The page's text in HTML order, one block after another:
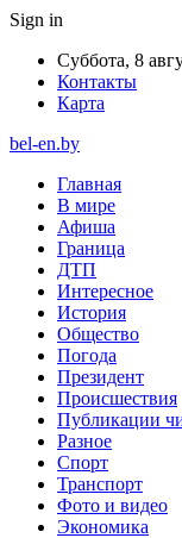
Sign in
Суббота, 8
Контакты
Карта
bel-en.by
Главная
В мире
Афиша
Граница
ДТП
Интересное
История
Общество
Погода
Президент
Происшествия
Публикации
Разное
Спорт
Транспорт
Фото и видео
Экономика